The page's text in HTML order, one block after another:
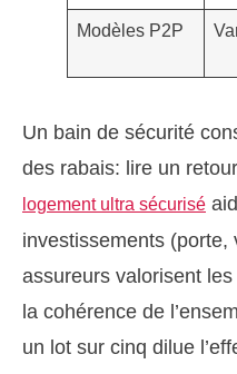
Modèles P2P
Un bain de sécurité
des rabais: lire un
logement ultra sécurisé
investissements (porte,
assureurs valorisent
la cohérence de
un lot sur cinq dilue